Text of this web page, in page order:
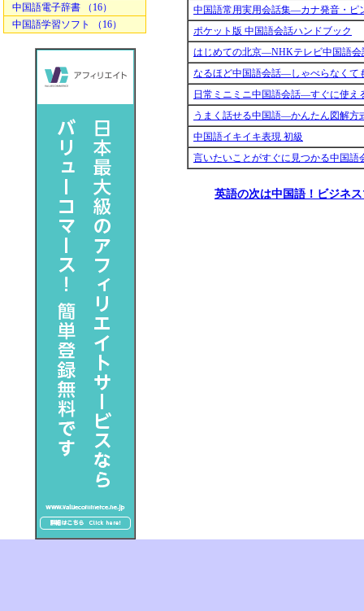
中国語電子辞書 （16）
中国語学習ソフト （16）
中国語常用実用会話集―カナ発音・ピ
ポケット版 中国語会話ハンドブック
はじめての北京―NHKテレビ中国語会
なるほど中国語会話―しゃべらなくて
日常ミニミニ中国語会話―すぐに使え
うまく話せる中国語―かんたん図解方
中国語イキイキ表現 初級
言いたいことがすぐに見つかる中国語
英語の次は中国語！ビジネ